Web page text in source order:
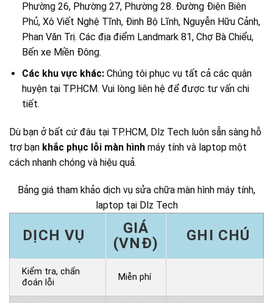
Phường 26, Phường 27, Phường 28. Đường Điện Biên
Phủ, Xô Viết Nghệ Tĩnh, Đinh Bộ Lĩnh, Nguyễn Hữu Cảnh,
Phan Văn Trị. Các địa điểm Landmark 81, Chợ Bà Chiểu,
Bến xe Miền Đông.
Các khu vực khác:Chúng tôi phục vụ tất cả các quận
huyện tại TP.HCM. Vui lòng liên hệ để được tư vấn chi
tiết.
Dù bạn ở bất cứ đâu tại TP.HCM, Dlz Tech luôn sẵn sàng hỗ
trợ bạn khắc phục lỗi màn hình máy tính và laptop một
cách nhanh chóng và hiệu quả.
Bảng giá tham khảo dịch vụ sửa chữa màn hình máy tính,
laptop tại Dlz Tech
DỊCH VỤ
GIÁ
(VNĐ)
GHI CHÚ
Kiểm tra, chẩn
đoán lỗi
Miễn phí